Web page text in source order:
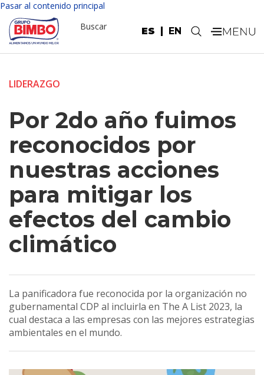
Pasar al contenido principal
ES EN
Buscar .
LIDERAZGO
Por 2do año fuimos
reconocidos por
nuestras acciones
para mitigar los
efectos del cambio
climático
La panificadora fue reconocida por la organización no
gubernamental CDP al incluirla en The A List 2023, la
cual destaca a las empresas con las mejores estrategias
ambientales en el mundo.